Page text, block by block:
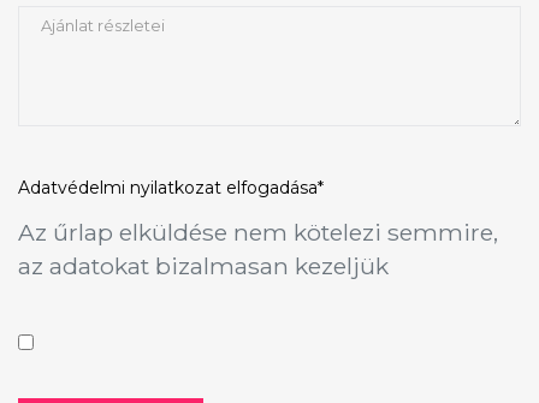
Adatvédelmi nyilatkozat elfogadása*
Az űrlap elküldése nem kötelezi semmire,
az adatokat bizalmasan kezeljük